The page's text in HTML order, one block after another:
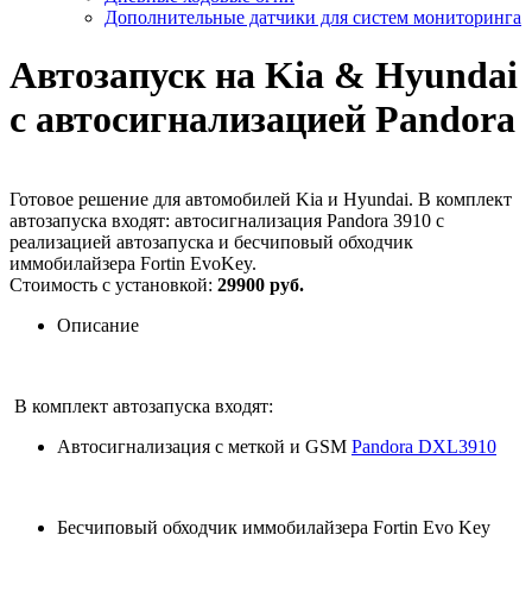
Дополнительные датчики для систем мониторинга
Автозапуск на Kia & Hyundai
с автосигнализацией Pandora
Готовое решение для автомобилей Kia и Hyundai. В комплект
автозапуска входят: автосигнализация Pandora 3910 с
реализацией автозапуска и бесчиповый обходчик
иммобилайзера Fortin EvoKey.
Стоимость с установкой: 29900 руб.
Описание
В комплект автозапуска входят:
Автосигнализация с меткой и GSM Pandora DXL3910
Бесчиповый обходчик иммобилайзера Fortin Evo Key